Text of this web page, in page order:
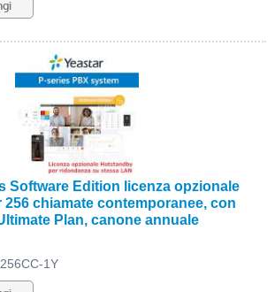
Software Edition licenza opzionale
chiamate contemporanee, con
Plan, canone annuale
1Y